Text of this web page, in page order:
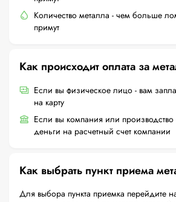
Количество металла - чем больше
примут
Как происходит оплата за
Если вы физическое лицо - вам
на карту
Если вы компания или производство
деньги на расчетный счет компании
Как выбрать пункт приема
Для выбора пункта приемка перейдите